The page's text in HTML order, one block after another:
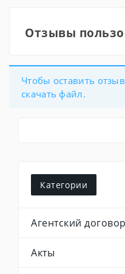
Отзывы
Чтобы оставить
скачать файл.
Категории
Агентский договор
Акты